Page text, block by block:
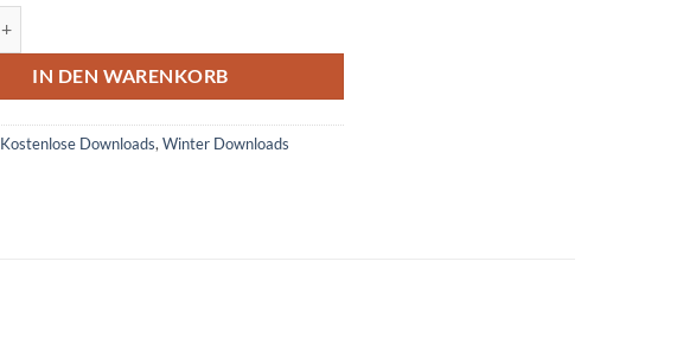
IN DEN WARENKORB
Kostenlose Downloads, Winter Downloads